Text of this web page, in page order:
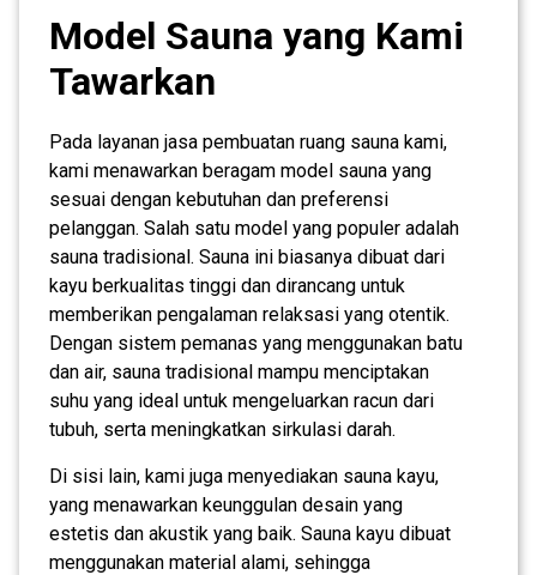
Model Sauna yang Kami
Tawarkan
Pada layanan jasa pembuatan ruang sauna kami,
kami menawarkan beragam model sauna yang
sesuai dengan kebutuhan dan preferensi
pelanggan. Salah satu model yang populer adalah
sauna tradisional. Sauna ini biasanya dibuat dari
kayu berkualitas tinggi dan dirancang untuk
memberikan pengalaman relaksasi yang otentik.
Dengan sistem pemanas yang menggunakan batu
dan air, sauna tradisional mampu menciptakan
suhu yang ideal untuk mengeluarkan racun dari
tubuh, serta meningkatkan sirkulasi darah.
Di sisi lain, kami juga menyediakan sauna kayu,
yang menawarkan keunggulan desain yang
estetis dan akustik yang baik. Sauna kayu dibuat
menggunakan material alami, sehingga